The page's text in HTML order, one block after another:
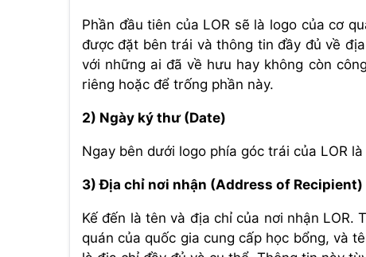
Phần đầu tiên của LOR sẽ là logo của cơ
được đặt bên trái và thông tin đầy đủ về
với những ai đã về hưu hay không còn
riêng hoặc để trống phần này.
2) Ngày ký thư (Date)
Ngay bên dưới logo phía góc trái của LOR
3) Địa chỉ nơi nhận (Address of Recipient)
Kế đến là tên và địa chỉ của nơi nhận
quán của quốc gia cung cấp học bổng, và